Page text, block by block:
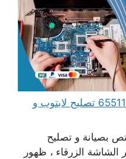
مهندس كمبيوتر الصليبية 65511033 تصليح لابتوب و
بصيانة و تصليح
الزرقاء ، ظهور